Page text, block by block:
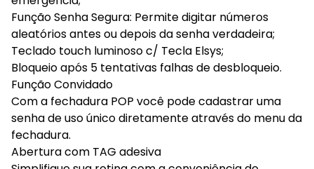
Função Senha Segura: Permite digitar números
aleatórios antes ou depois da senha verdadeira;
Teclado touch luminoso c/ Tecla Elsys;
Bloqueio após 5 tentativas falhas de desbloqueio.
Função Convidado
Com a fechadura POP você pode cadastrar uma
senha de uso único diretamente através do menu da
fechadura.
Abertura com TAG adesiva